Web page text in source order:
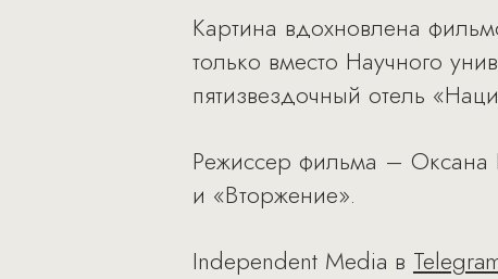
Картина вдохновлена
только вместо Научного
пятизвездочный отель
Режиссер фильма – Оксана
и «Вторжение».
Independent Media в